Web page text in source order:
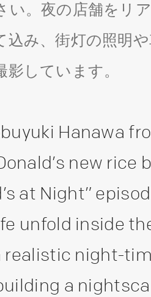
い。夜の店舗をリ
込み、街灯の照明
しています。
Hanawa
new rice
at Night”
unfold inside
realistic night-
a